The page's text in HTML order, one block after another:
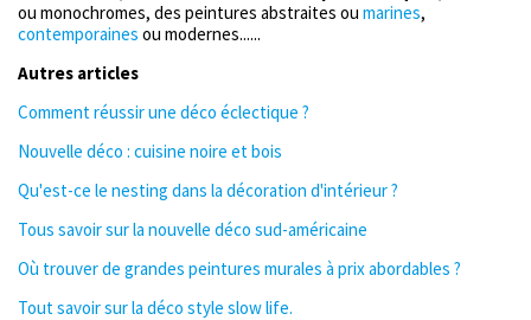
ou monochromes, des peintures abstraites ou marines,
contemporaines ou modernes......
Autres articles
Comment réussir une déco éclectique ?
Nouvelle déco : cuisine noire et bois
Qu'est-ce le nesting dans la décoration d'intérieur ?
Tous savoir sur la nouvelle déco sud-américaine
Où trouver de grandes peintures murales à prix abordables ?
Tout savoir sur la déco style slow life.